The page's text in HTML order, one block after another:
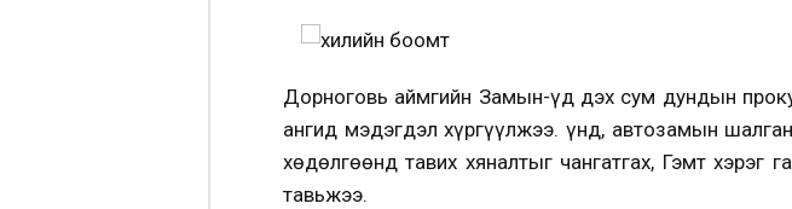
Дорноговь аймгийн Замын-Үүд дэх сум дундын
ангид мэдэгдэл хүргүүлжээ. Үүнд, автозамын
хөдөлгөөнд тавих хяналтыг чангатгах, Гэмт хэрэг
тавьжээ.